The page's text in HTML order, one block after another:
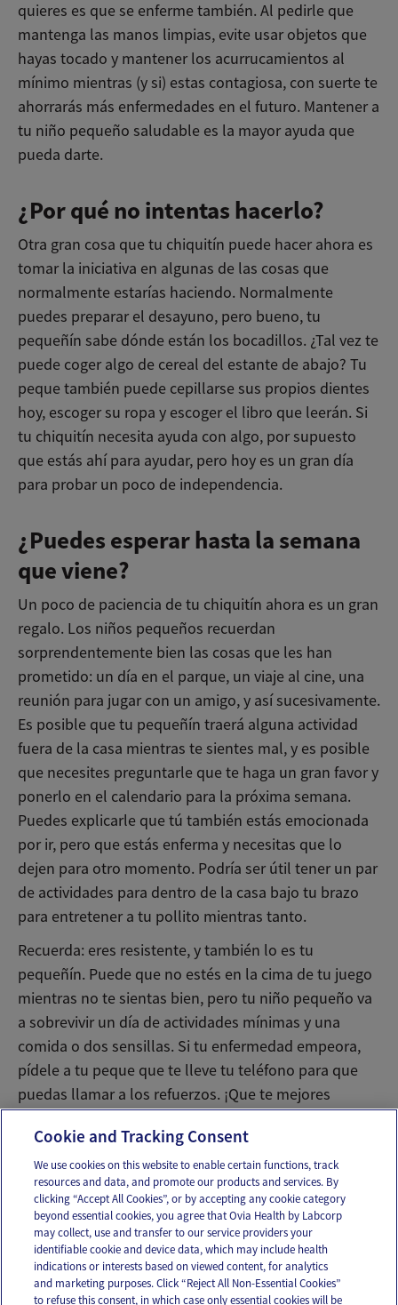
quieres es que se enferme también. Al pedirle que
mantenga las manos limpias, evite usar objetos que
hayas tocado y mantener los acurrucamientos al
mínimo mientras (y si) estas contagiosa, con suerte te
ahorrarás más enfermedades en el futuro. Mantener a
tu niño pequeño saludable es la mayor ayuda que
pueda darte.
¿Por qué no intentas hacerlo?
Otra gran cosa que tu chiquitín puede hacer ahora es
tomar la iniciativa en algunas de las cosas que
normalmente estarías haciendo. Normalmente
puedes preparar el desayuno, pero bueno, tu
pequeñín sabe dónde están los bocadillos. ¿Tal vez te
puede coger algo de cereal del estante de abajo? Tu
peque también puede cepillarse sus propios dientes
hoy, escoger su ropa y escoger el libro que leerán. Si
tu chiquitín necesita ayuda con algo, por supuesto
que estás ahí para ayudar, pero hoy es un gran día
para probar un poco de independencia.
¿Puedes esperar hasta la semana
que viene?
Un poco de paciencia de tu chiquitín ahora es un gran
regalo. Los niños pequeños recuerdan
sorprendentemente bien las cosas que les han
prometido: un día en el parque, un viaje al cine, una
reunión para jugar con un amigo, y así sucesivamente.
Es posible que tu pequeñín traerá alguna actividad
fuera de la casa mientras te sientes mal, y es posible
que necesites preguntarle que te haga un gran favor y
ponerlo en el calendario para la próxima semana.
Puedes explicarle que tú también estás emocionada
por ir, pero que estás enferma y necesitas que lo
dejen para otro momento. Podría ser útil tener un par
de actividades para dentro de la casa bajo tu brazo
para entretener a tu pollito mientras tanto.
Recuerda: eres resistente, y también lo es tu
pequeñín. Puede que no estés en la cima de tu juego
mientras no te sientas bien, pero tu niño pequeño va
a sobrevivir un día de actividades mínimas y una
comida o dos sensillas. Si tu enfermedad empeora,
pídele a tu peque que te lleve tu teléfono para que
puedas llamar a los refuerzos. ¡Que te mejores
Email Text
OUR APPS
Cookie and Tracking Consent
We use cookies on this website to enable certain functions, track
resources and data, and promote our products and services. By
clicking “Accept All Cookies”, or by accepting any cookie category
beyond essential cookies, you agree that Ovia Health by Labcorp
may collect, use and transfer to our service providers your
identifiable cookie and device data, which may include health
indications or interests based on viewed content, for analytics
and marketing purposes. Click “Reject All Non-Essential Cookies”
to refuse this consent, in which case only essential cookies will be